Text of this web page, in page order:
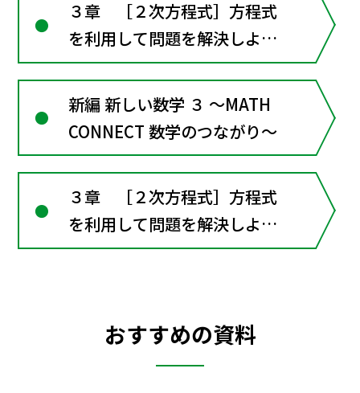
３章 ［２次方程式］方程式
を利用して問題を解決しよう
（章全体にかかわる資料）
新編 新しい数学 ３ ～MATH
CONNECT 数学のつながり～
３章 ［２次方程式］方程式
を利用して問題を解決しよう
（章全体にかかわる資料）
おすすめの資料